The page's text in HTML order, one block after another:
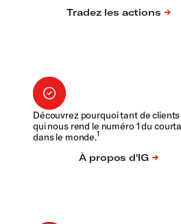
Découvrez pourquoi tant de
qui nous rend le numéro 1 du
dans le monde.1